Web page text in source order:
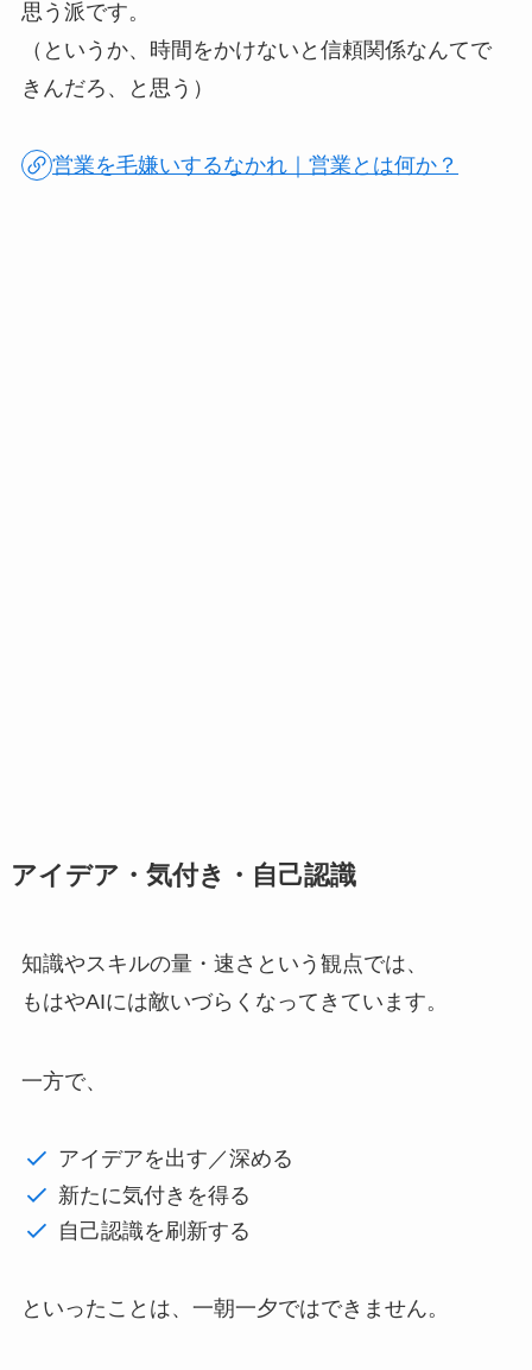
思う派です。
（というか、時間をかけないと信頼関係なんてで
きんだろ、と思う）
営業を毛嫌いするなかれ｜営業とは何か？
アイデア・気付き・自己認識
知識やスキルの量・速さという観点では、
もはやAIには敵いづらくなってきています。
一方で、
アイデアを出す／深める
新たに気付きを得る
自己認識を刷新する
といったことは、一朝一夕ではできません。